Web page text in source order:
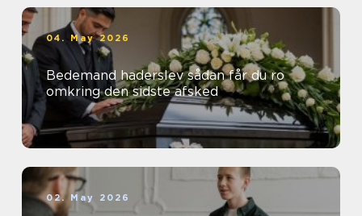
04. May 2026
Bedemand haderslev sådan får du ro
omkring den sidste afsked
02. May 2026